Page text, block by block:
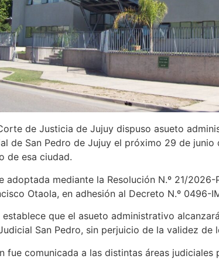
de Justicia de Jujuy dispuso asueto
de San Pedro de Jujuy el próximo 29 de
de esa ciudad.
adoptada mediante la Resolución N.º 21/
Otaola, en adhesión al Decreto N.º
establece que el asueto administrativo
San Pedro, sin perjuicio de la validez
fue comunicada a las distintas áreas